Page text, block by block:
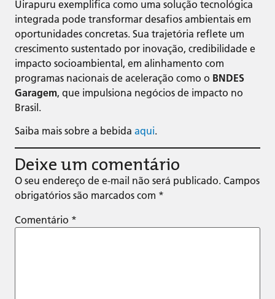
Uirapuru exemplifica como uma solução tecnológica
integrada pode transformar desafios ambientais em
oportunidades concretas. Sua trajetória reflete um
crescimento sustentado por inovação, credibilidade e
impacto socioambiental, em alinhamento com
programas nacionais de aceleração como o BNDES
Garagem, que impulsiona negócios de impacto no
Brasil.
Saiba mais sobre a bebida aqui.
Deixe um comentário
O seu endereço de e-mail não será publicado. Campos
obrigatórios são marcados com *
Comentário *